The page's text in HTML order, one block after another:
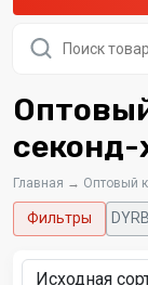
товаров
Главная → Оптовый
Фильтры